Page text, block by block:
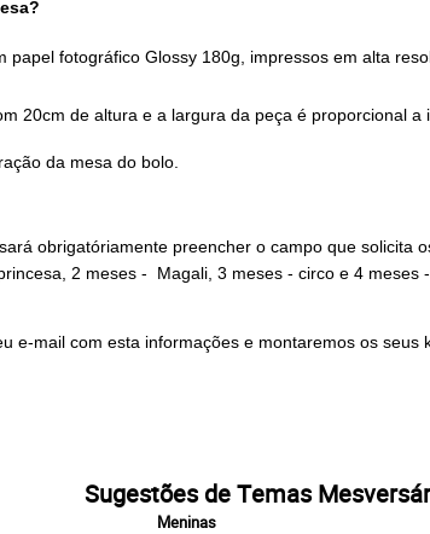
papel fotográfico Glossy 180g, impressos em alta
20cm de altura e a largura da peça é proporcional a
da mesa do bolo.
obrigatóriamente preencher o campo que solicita
2 meses - Magali, 3 meses - circo e 4 meses
e-mail com esta informações e montaremos os seus
Sugestões de Temas
Meninas